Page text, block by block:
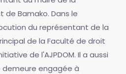
de Bamako. Dans le
du représentant de la
de la Faculté de droit
de l'AJPDOM. Il a aussi
engagée à